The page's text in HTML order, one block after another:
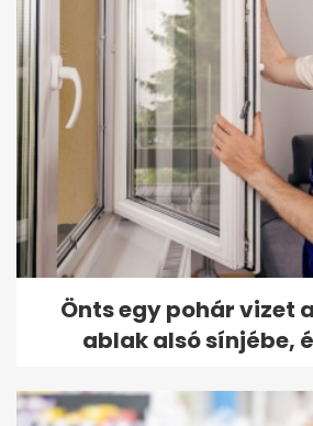
Önts egy pohár vizet
ablak alsó sínjébe,